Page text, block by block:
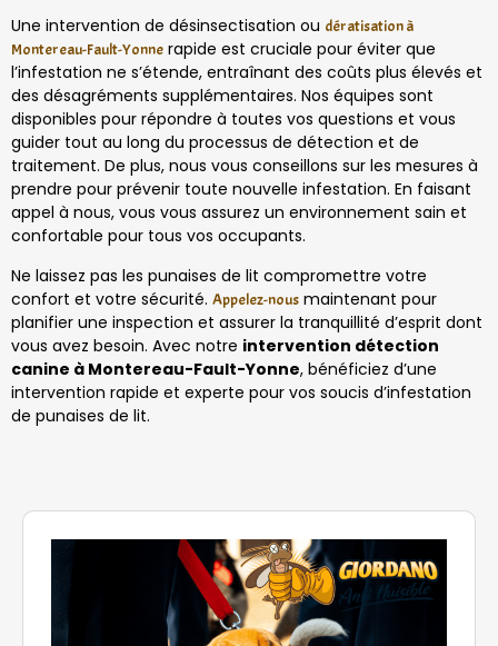
Une intervention de désinsectisation ou dératisation à
Montereau-Fault-Yonne rapide est cruciale pour éviter que
l’infestation ne s’étende, entraînant des coûts plus élevés et
des désagréments supplémentaires. Nos équipes sont
disponibles pour répondre à toutes vos questions et vous
guider tout au long du processus de détection et de
traitement. De plus, nous vous conseillons sur les mesures à
prendre pour prévenir toute nouvelle infestation. En faisant
appel à nous, vous vous assurez un environnement sain et
confortable pour tous vos occupants.
Ne laissez pas les punaises de lit compromettre votre
confort et votre sécurité. Appelez-nous maintenant pour
planifier une inspection et assurer la tranquillité d’esprit dont
vous avez besoin. Avec notre intervention détection
canine à Montereau-Fault-Yonne, bénéficiez d’une
intervention rapide et experte pour vos soucis d’infestation
de punaises de lit.